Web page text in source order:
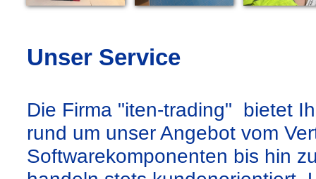
Unser Service
Die Firma "iten-trading" bietet
rund um unser Angebot vom
Softwarekomponenten bis hin